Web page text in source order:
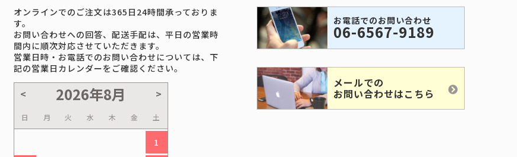
オンラインでのご注文は365日24時間承っておりま
す。
お問い合わせへの回答、配送手配は、平日の営業時
間内に順次対応させていただきます。
営業日時・お電話でのお問い合わせについては、下
記の営業日カレンダーをご確認ください。
日 月 火 水 木 金 土
1
お電話でのお問い合わせ
06-6567-9189
メールでの
お問い合わせはこちら